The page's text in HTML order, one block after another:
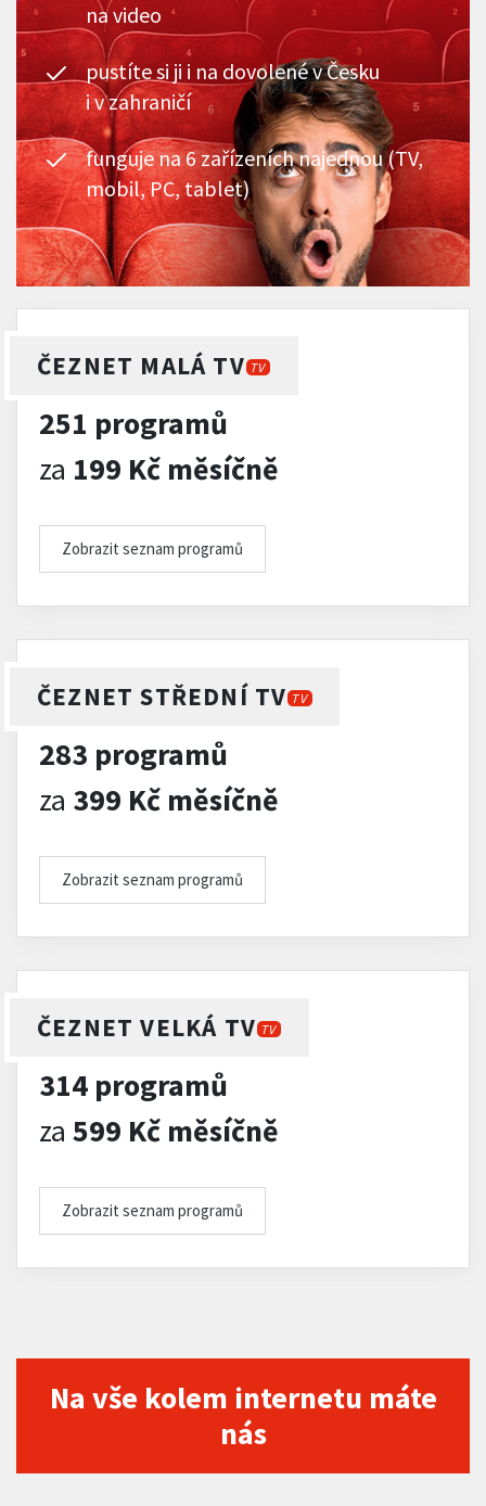
na video
pustíte si ji i na dovolené v Česku
i v zahraničí
funguje na 6 zařízeních najednou (TV,
mobil, PC, tablet)
ČEZNET MALÁ TV TV
251 programů
za 199 Kč měsíčně
Zobrazit seznam programů
ČEZNET STŘEDNÍ TV TV
283 programů
za 399 Kč měsíčně
Zobrazit seznam programů
ČEZNET VELKÁ TV TV
314 programů
za 599 Kč měsíčně
Zobrazit seznam programů
Na vše kolem internetu máte
nás